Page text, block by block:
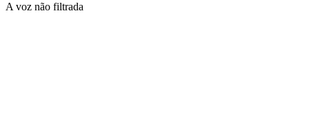
A voz não filtrada